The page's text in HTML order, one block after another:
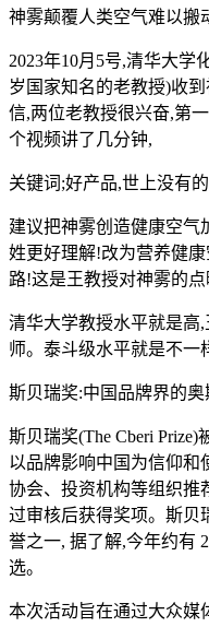
神雾颠覆人类空气难以搬
2023年10月5号,清华大学
岁国家知名的老教授)收
信,两位老教授很兴奋,第
个视频讲了几分钟,
关键词;好产品,世上没有
建议把神雾创造健康空气
姓更好理解!改为营养健
路!这是王教授对神雾的点
清华大学教授水平就是高
师。泰斗级水平就是不一
斯贝瑞奖:中国品牌界的奥
斯贝瑞奖(The Cberi
以品牌影响中国为信仰和
协会、投资机构等组织推
过审核后获得奖项。斯贝
誉之一, 据了解,今年约有
选。
本次活动旨在通过大众媒